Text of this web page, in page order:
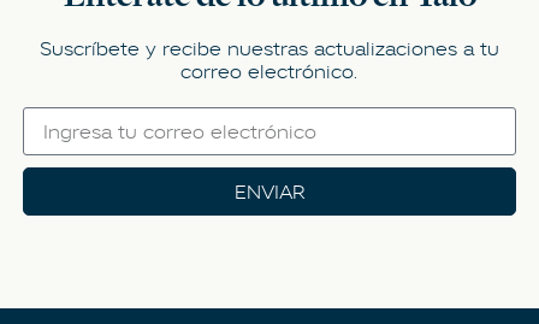
Suscríbete y recibe nuestras actualizaciones a tu
correo electrónico.
ENVIAR